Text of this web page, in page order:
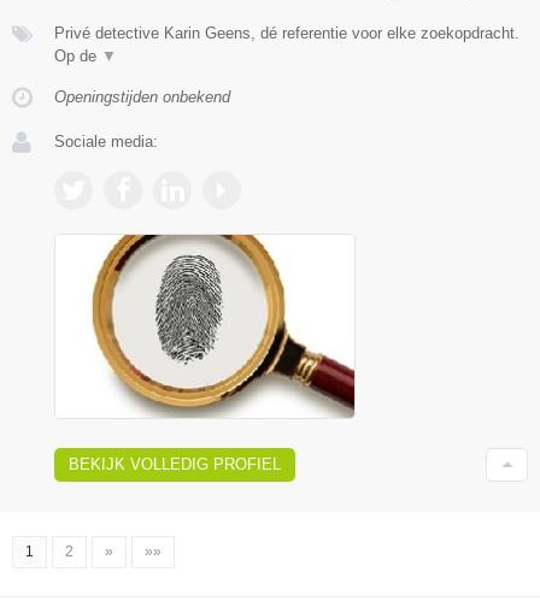
Privé detective Karin Geens, dé referentie voor elke zoekopdracht.
Op de ▼
Openingstijden onbekend
Sociale media:
BEKIJK VOLLEDIG PROFIEL
1 2 » »»